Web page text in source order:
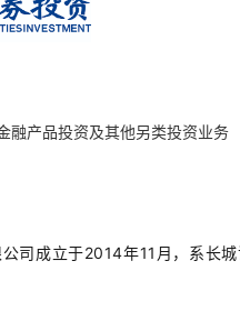
融产品投资及其他另类投资业务
司成立于2014年11月，系长